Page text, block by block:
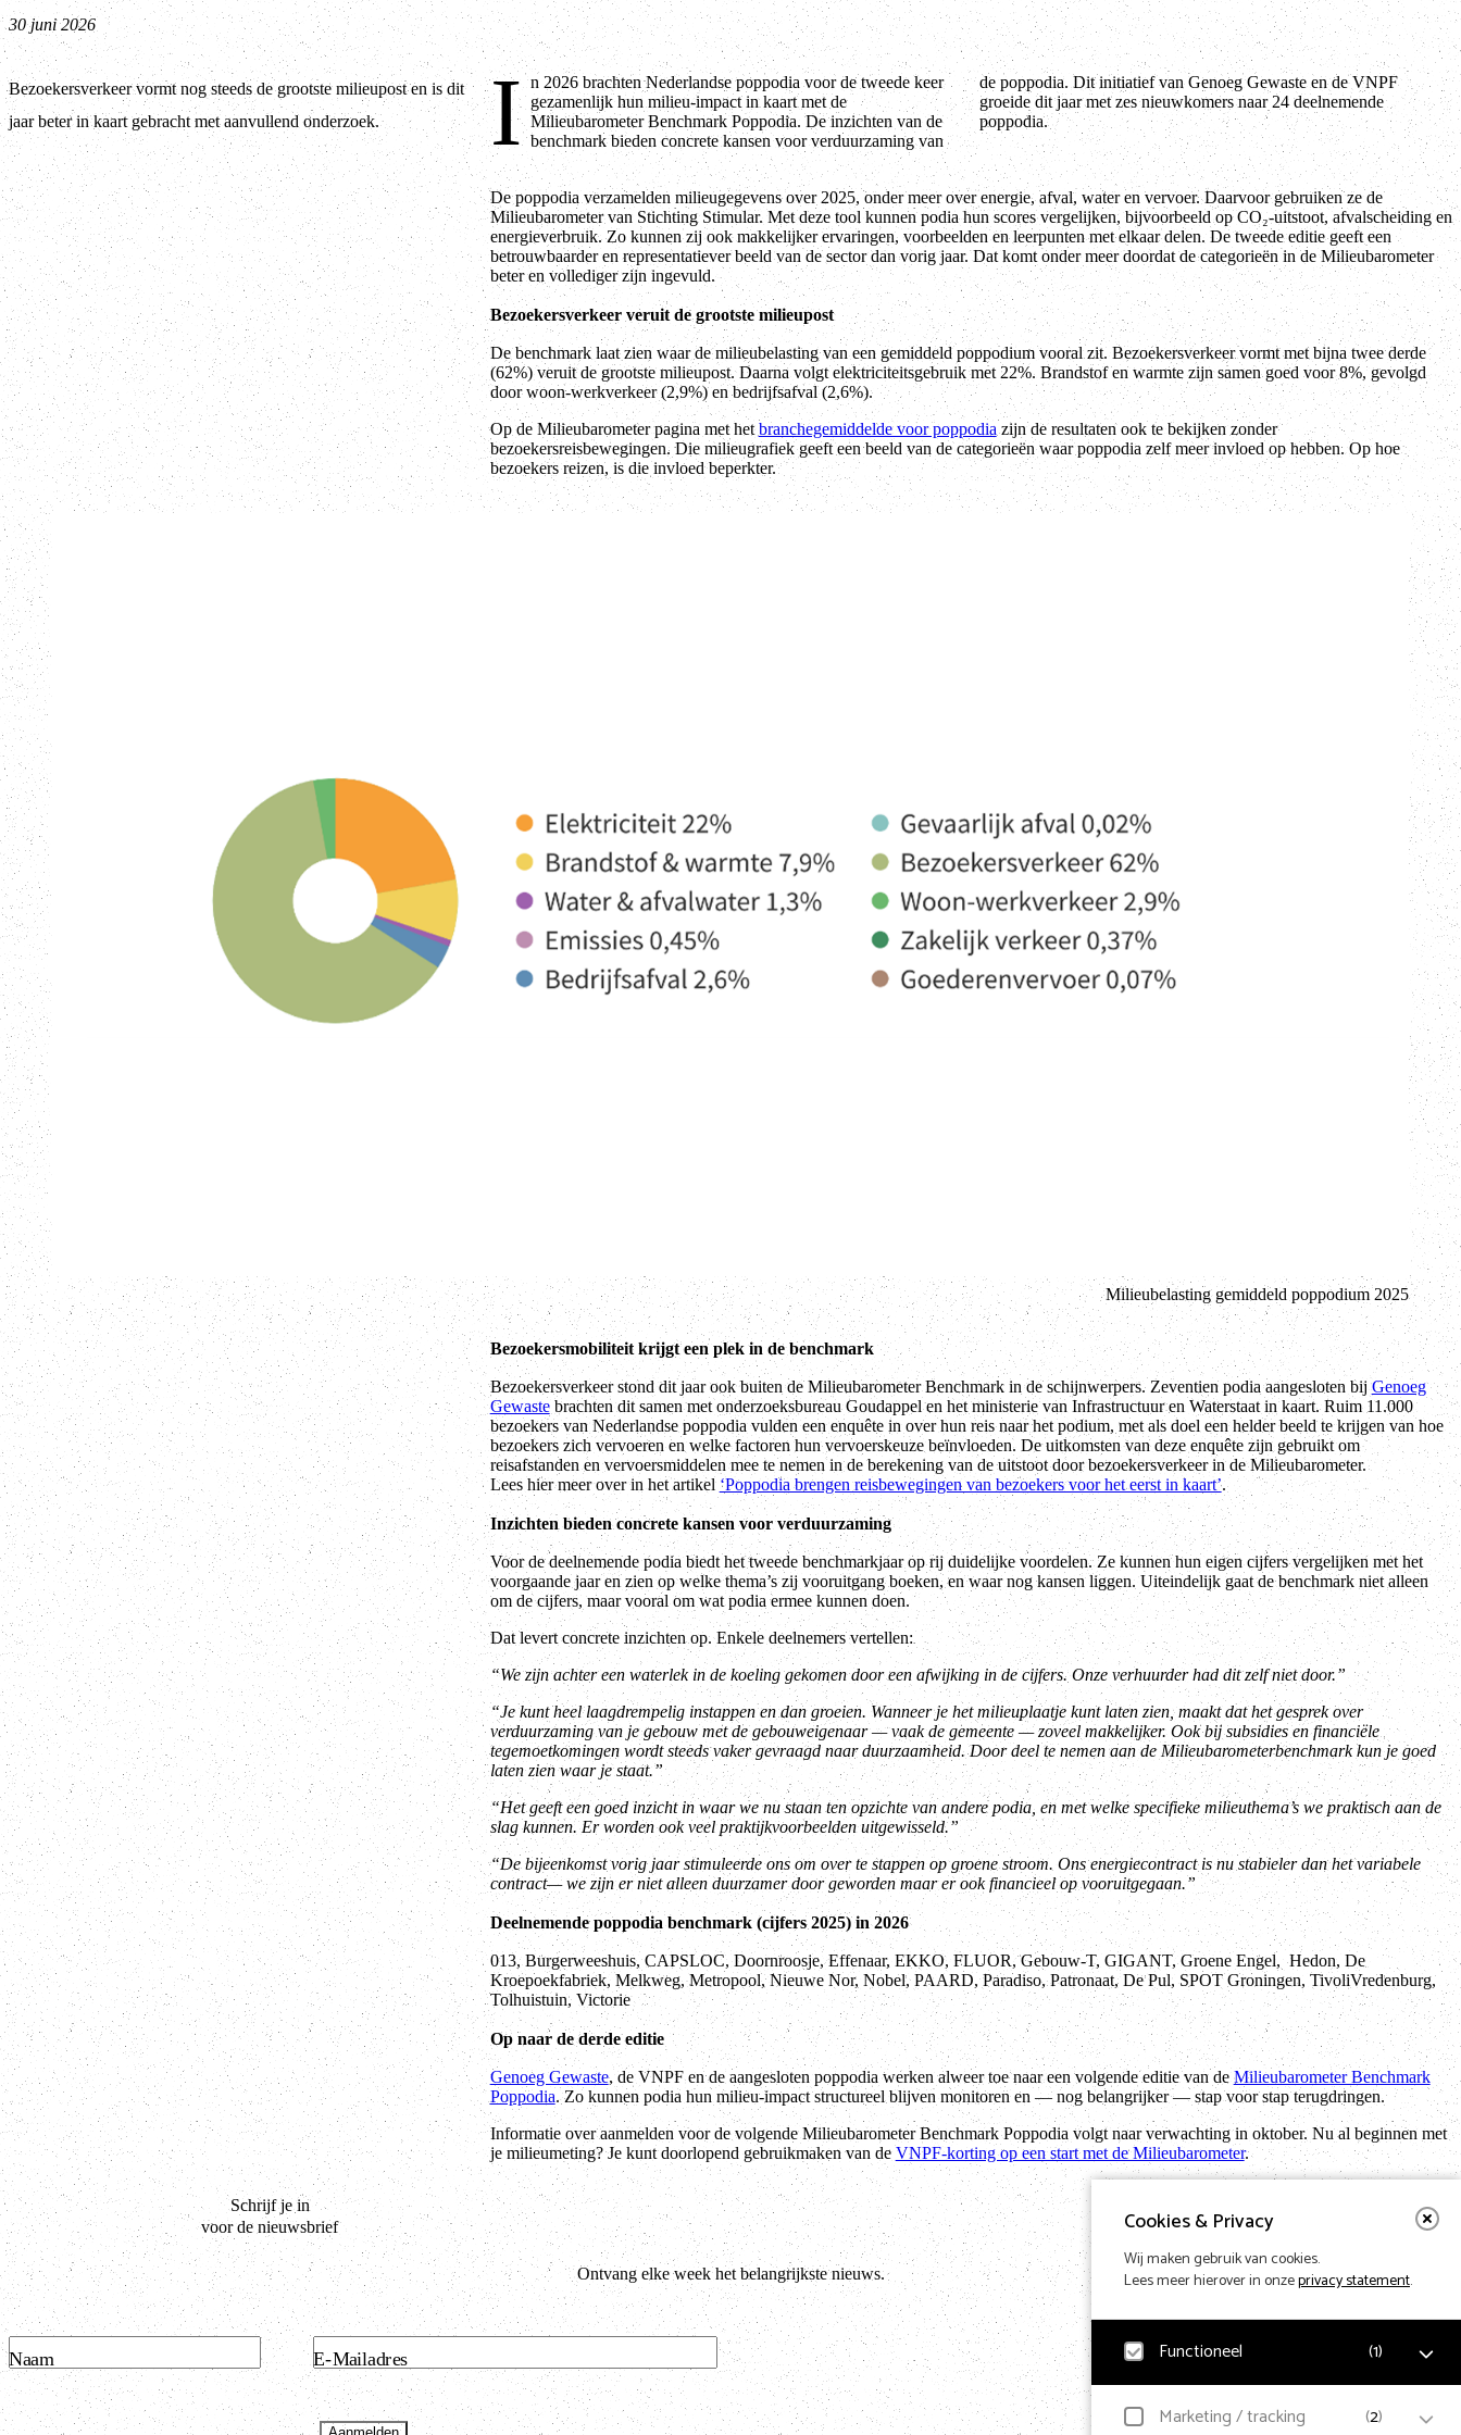
Cookies & Privacy
Wij maken gebruik van cookies.
Lees meer hierover in onzeprivacy statement.
Functioneel (1)
Noodzakelijk
Marketing / tracking (2)
30 juni 2026
Bezoekersverkeer vormt nog steeds de grootste milieupost en is dit
jaar beter in kaart gebracht met aanvullend onderzoek.
I n 2026 brachten Nederlandse poppodia voor de tweede keer
gezamenlijk hun milieu-impact in kaart met de
Milieubarometer Benchmark Poppodia. De inzichten van de
benchmark bieden concrete kansen voor verduurzaming van
de poppodia. Dit initiatief van Genoeg Gewaste en de VNPF
groeide dit jaar met zes nieuwkomers naar 24 deelnemende
poppodia.
De poppodia verzamelden milieugegevens over 2025, onder meer over energie, afval, water en vervoer. Daarvoor gebruiken ze de
Milieubarometer van Stichting Stimular. Met deze tool kunnen podia hun scores vergelijken, bijvoorbeeld op CO₂-uitstoot, afvalscheiding en
energieverbruik. Zo kunnen zij ook makkelijker ervaringen, voorbeelden en leerpunten met elkaar delen. De tweede editie geeft een
betrouwbaarder en representatiever beeld van de sector dan vorig jaar. Dat komt onder meer doordat de categorieën in de Milieubarometer
beter en vollediger zijn ingevuld.
Bezoekersverkeer veruit de grootste milieupost
De benchmark laat zien waar de milieubelasting van een gemiddeld poppodium vooral zit. Bezoekersverkeer vormt met bijna twee derde
(62%) veruit de grootste milieupost. Daarna volgt elektriciteitsgebruik met 22%. Brandstof en warmte zijn samen goed voor 8%, gevolgd
door woon-werkverkeer (2,9%) en bedrijfsafval (2,6%).
Op de Milieubarometer pagina met hetbranchegemiddelde voor poppodiazijn de resultaten ook te bekijken zonder
bezoekersreisbewegingen. Die milieugrafiek geeft een beeld van de categorieën waar poppodia zelf meer invloed op hebben. Op hoe
bezoekers reizen, is die invloed beperkter.
Milieubelasting gemiddeld poppodium 2025
Bezoekersmobiliteit krijgt een plek in de benchmark
Bezoekersverkeer stond dit jaar ook buiten de Milieubarometer Benchmark in de schijnwerpers. Zeventien podia aangesloten bijGenoeg
Gewastebrachten dit samen met onderzoeksbureau Goudappel en het ministerie van Infrastructuur en Waterstaat in kaart. Ruim 11.000
bezoekers van Nederlandse poppodia vulden een enquête in over hun reis naar het podium, met als doel een helder beeld te krijgen van hoe
bezoekers zich vervoeren en welke factoren hun vervoerskeuze beïnvloeden. De uitkomsten van deze enquête zijn gebruikt om
reisafstanden en vervoersmiddelen mee te nemen in de berekening van de uitstoot door bezoekersverkeer in de Milieubarometer.
Lees hier meer over in het artikel ‘Poppodia brengen reisbewegingen van bezoekers voor het eerst in kaart’.
Inzichten bieden concrete kansen voor verduurzaming
Voor de deelnemende podia biedt het tweede benchmarkjaar op rij duidelijke voordelen. Ze kunnen hun eigen cijfers vergelijken met het
voorgaande jaar en zien op welke thema’s zij vooruitgang boeken, en waar nog kansen liggen. Uiteindelijk gaat de benchmark niet alleen
om de cijfers, maar vooral om wat podia ermee kunnen doen.
Dat levert concrete inzichten op. Enkele deelnemers vertellen:
“We zijn achter een waterlek in de koeling gekomen door een afwijking in de cijfers. Onze verhuurder had dit zelf niet door.”
“Je kunt heel laagdrempelig instappen en dan groeien. Wanneer je het milieuplaatje kunt laten zien, maakt dat het gesprek over
verduurzaming van je gebouw met de gebouweigenaar — vaak de gemeente — zoveel makkelijker. Ook bij subsidies en financiële
tegemoetkomingen wordt steeds vaker gevraagd naar duurzaamheid. Door deel te nemen aan de Milieubarometerbenchmark kun je goed
laten zien waar je staat.”
“Het geeft een goed inzicht in waar we nu staan ten opzichte van andere podia, en met welke specifieke milieuthema’s we praktisch aan de
slag kunnen. Er worden ook veel praktijkvoorbeelden uitgewisseld.”
“De bijeenkomst vorig jaar stimuleerde ons om over te stappen op groene stroom. Ons energiecontract is nu stabieler dan het variabele
contract— we zijn er niet alleen duurzamer door geworden maar er ook financieel op vooruitgegaan.”
Deelnemende poppodia benchmark (cijfers 2025) in 2026
013, Burgerweeshuis, CAPSLOC, Doornroosje, Effenaar, EKKO, FLUOR, Gebouw-T, GIGANT, Groene Engel, Hedon, De
Kroepoekfabriek, Melkweg, Metropool, Nieuwe Nor, Nobel, PAARD, Paradiso, Patronaat, De Pul, SPOT Groningen, TivoliVredenburg,
Tolhuistuin, Victorie
Op naar de derde editie
Genoeg Gewaste, de VNPF en de aangesloten poppodia werken alweer toe naar een volgende editie van de Milieubarometer Benchmark
Poppodia. Zo kunnen podia hun milieu-impact structureel blijven monitoren en — nog belangrijker — stap voor stap terugdringen.
Informatie over aanmelden voor de volgende Milieubarometer Benchmark Poppodia volgt naar verwachting in oktober. Nu al beginnen met
je milieumeting? Je kunt doorlopend gebruikmaken van de VNPF-korting op een start met de Milieubarometer.
Schrijf je in
voor de nieuwsbrief
Ontvang elke week het belangrijkste nieuws.
Naam E-Mailadres